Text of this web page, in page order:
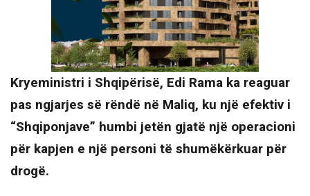
Kryeministri i Shqipërisë, Edi Rama ka reaguar
pas ngjarjes së rëndë në Maliq, ku një efektiv i
“Shqiponjave” humbi jetën gjatë një operacioni
për kapjen e një personi të shumëkërkuar për
drogë.